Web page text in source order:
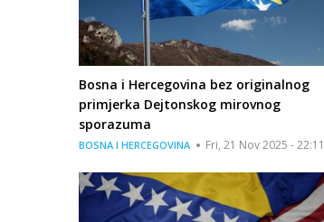
Bosna i Hercegovina bez originalnog
primjerka Dejtonskog mirovnog
sporazuma
BOSNA I HERCEGOVINA Fri, 21 Nov 2025 - 22:11